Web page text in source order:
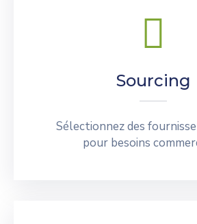
Sourcing
Sélectionnez des
pour besoins